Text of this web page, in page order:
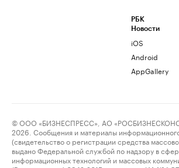
РБК
Новости
iOS
Android
AppGallery
© ООО «БИЗНЕСПРЕСС», АО
2026. Сообщения и материалы информационного
(свидетельство о регистрации средства
выдано Федеральной службой по надзору в
информационных технологий и массовых